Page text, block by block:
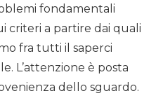
fondamentali
criteri a partire dai quali
fra tutti il saperci
L’attenzione è posta
dello sguardo.